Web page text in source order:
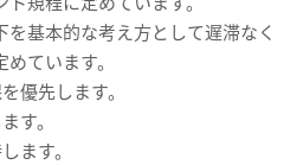
基本的な考え方として遅滞なく
ています。
優先します。
す。
ます。